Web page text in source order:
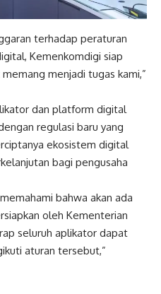
terhadap peraturan
Kemenkomdigi siap
menjadi tugas kami,”
dan platform digital
regulasi baru yang
ekosistem digital
bagi pengusaha
bahwa akan ada
oleh Kementerian
seluruh aplikator dapat
aturan tersebut,”